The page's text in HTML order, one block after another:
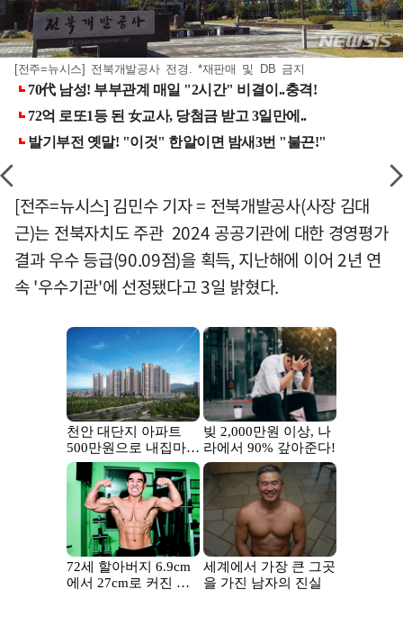
[전주=뉴시스] 전북개발공사 전경. *재판매 및 DB 금지
[전주=뉴시스] 김민수 기자 = 전북개발공사(사장 김대
근)는 전북자치도 주관 2024 공공기관에 대한 경영평가
결과 우수 등급(90.09점)을 획득, 지난해에 이어 2년 연
속 '우수기관'에 선정됐다고 3일 밝혔다.